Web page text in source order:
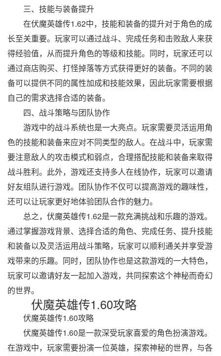
三、技能与装备提升
在伏魔英雄传1.62中，技能和装备的提升对于角色的成
长至关重要。玩家可以通过战斗、完成任务和击败敌人来获
得经验值，从而提升角色的等级和技能。同时，玩家还可以
通过商店购买、打怪掉落等方式获得更好的装备。不同的装
备可以提供不同的属性加成和技能效果，因此玩家需要根据
自己的需求选择合适的装备。
四、战斗策略与团队协作
游戏中的战斗系统也是一大亮点。玩家需要灵活运用角
色的技能和装备来应对不同类型的敌人。在战斗中，玩家需
要注意敌人的攻击模式和弱点，合理搭配技能和装备来取得
战斗胜利。此外，游戏还支持多人在线协作，玩家可以邀请
好友组队进行游戏。团队协作不仅可以提高游戏的趣味性，
还可以让玩家更好地体验团队合作的魅力。
总之，伏魔英雄传1.62是一款充满挑战和乐趣的游戏。
通过掌握游戏背景、选择合适的角色、完成任务、提升技能
和装备以及灵活运用战斗策略，玩家可以顺利通关并享受游
戏带来的乐趣。同时，团队协作也是这款游戏的一大特色，
玩家可以邀请好友一起加入游戏，共同探索这个神秘而奇幻
的世界。
伏魔英雄传1.60攻略
伏魔英雄传1.60攻略
伏魔英雄传1.60是一款深受玩家喜爱的角色扮演游戏。
在游戏中，玩家需要扮演一位英雄，探索神秘的世界，与各